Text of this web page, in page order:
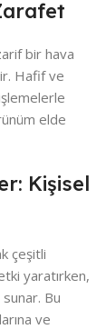
bir hava
Hafif ve
elde
Kişisel
çeşitli
yaratırken,
Bu
ve